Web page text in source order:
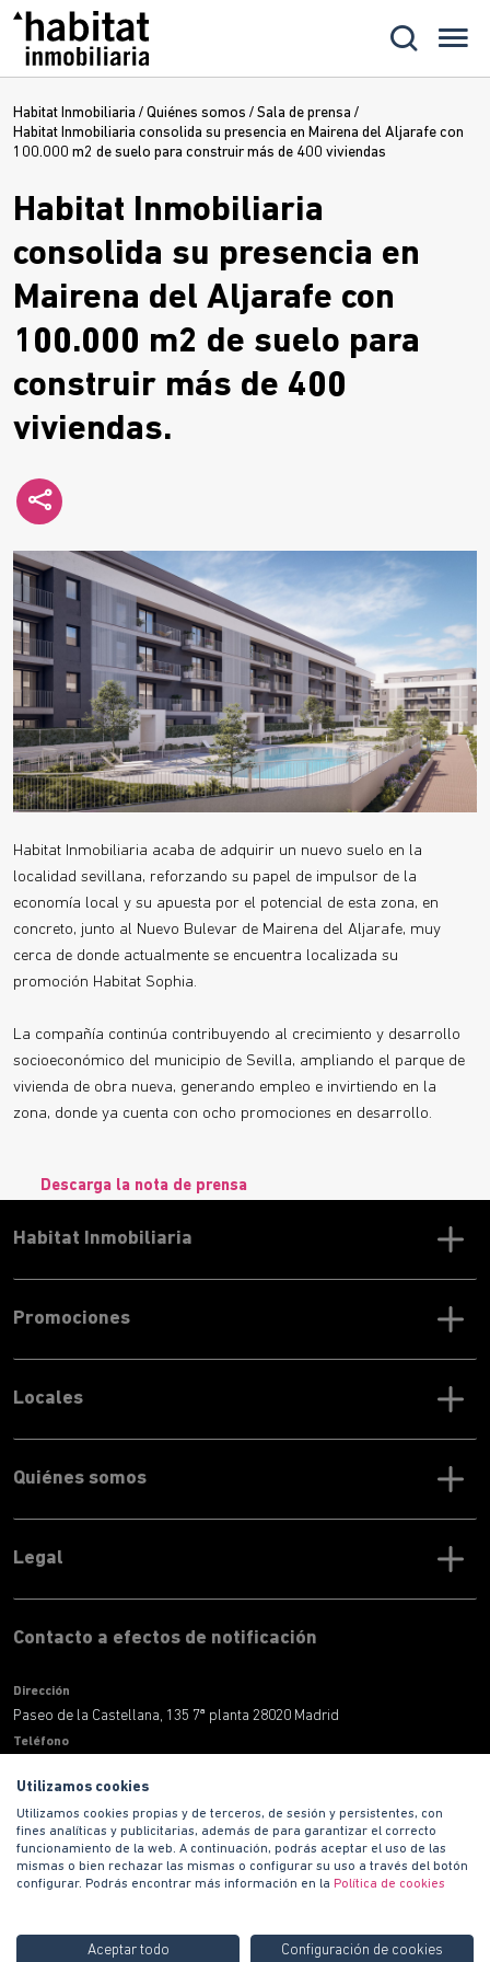
Habitat Inmobiliaria / Quiénes somos / Sala de prensa /
Habitat Inmobiliaria consolida su presencia en Mairena del Aljarafe con
100.000 m2 de suelo para construir más de 400 viviendas
Habitat Inmobiliaria
consolida su presencia en
Mairena del Aljarafe con
100.000 m2 de suelo para
construir más de 400
viviendas.
Habitat Inmobiliaria acaba de adquirir un nuevo suelo en la
localidad sevillana, reforzando su papel de impulsor de la
economía local y su apuesta por el potencial de esta zona, en
concreto, junto al Nuevo Bulevar de Mairena del Aljarafe, muy
cerca de donde actualmente se encuentra localizada su
promoción Habitat Sophia.
La compañía continúa contribuyendo al crecimiento y desarrollo
socioeconómico del municipio de Sevilla, ampliando el parque de
vivienda de obra nueva, generando empleo e invirtiendo en la
zona, donde ya cuenta con ocho promociones en desarrollo.
Descarga la nota de prensa
Promociones
Locales
Contacto a efectos de notificación
Dirección
Paseo de la Castellana, 135 7ª planta 28020 Madrid
Teléfono
Correo electronico
informacion@habitat.es
Territoriales
Quiénes somos
Legal
Habitat Inmobiliaria
Utilizamos cookies
Utilizamos cookies propias y de terceros, de sesión y persistentes, con
fines analíticas y publicitarias, además de para garantizar el correcto
funcionamiento de la web. A continuación, podrás aceptar el uso de las
mismas o bien rechazar las mismas o configurar su uso a través del botón
configurar. Podrás encontrar más información en la Política de cookies
Aceptar todo Configuración de cookies